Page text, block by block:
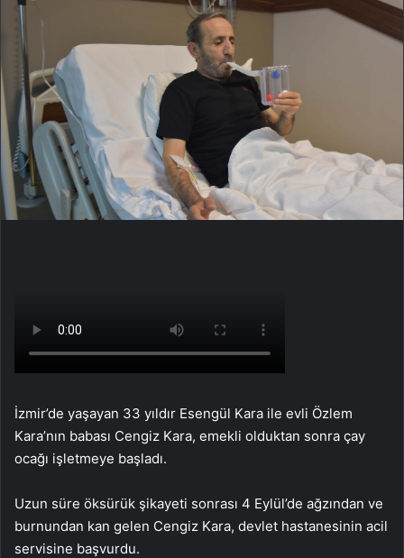
İzmir’de yaşayan 33 yıldır Esengül Kara ile evli Özlem
Kara’nın babası Cengiz Kara, emekli olduktan sonra çay
ocağı işletmeye başladı.
Uzun süre öksürük şikayeti sonrası 4 Eylül’de ağzından ve
burnundan kan gelen Cengiz Kara, devlet hastanesinin acil
servisine başvurdu.